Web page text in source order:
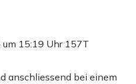
15:19 Uhr 157T
anschliessend bei einem